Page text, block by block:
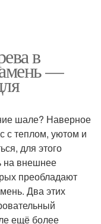
в
—
шале? Наверное
с теплом, уютом и
для этого
на внешнее
преобладают
Два этих
ещё более